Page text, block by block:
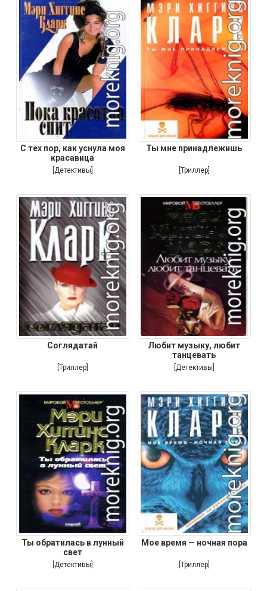
С тех пор, как уснула моя
красавица
[Детективы]
Ты мне принадлежишь
[Триллер]
Соглядатай
[Триллер]
Любит музыку, любит
танцевать
[Детективы]
Ты обратилась в лунный
свет
[Детективы]
Мое время — ночная пора
[Триллер]